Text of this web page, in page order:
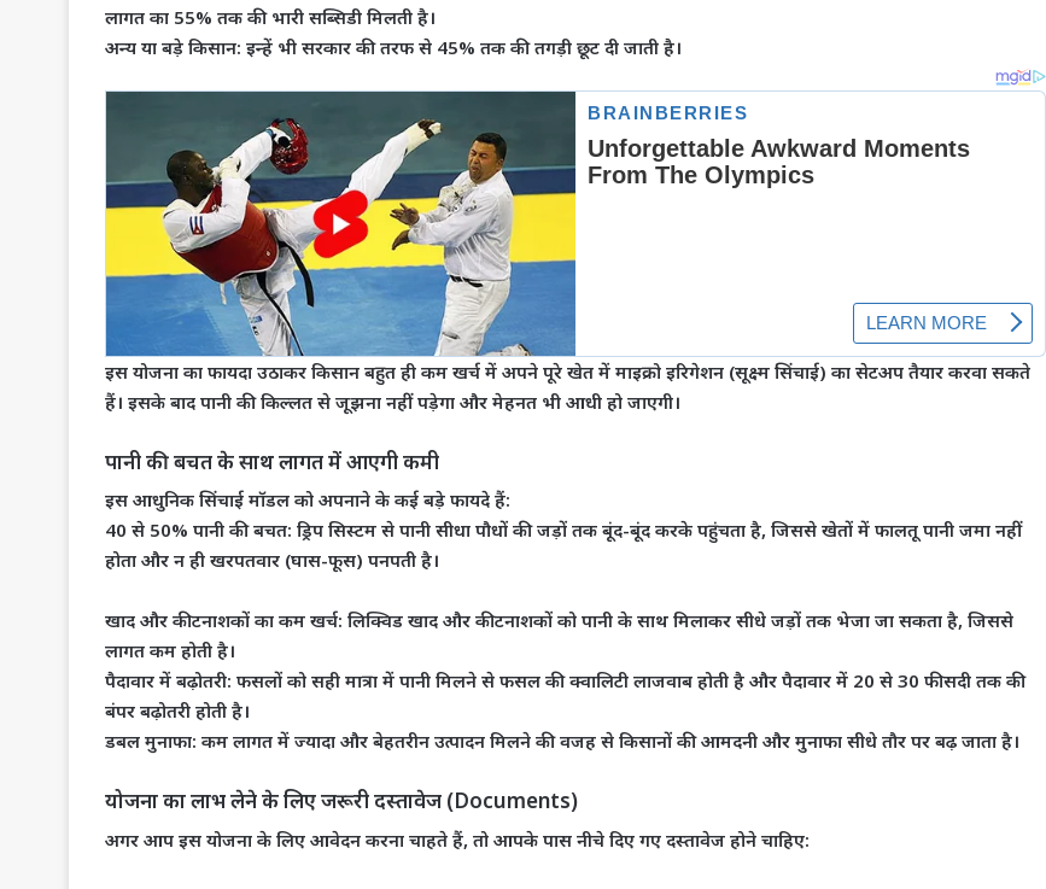
लागत का 55% तक की भारी सब्सिडी मिलती है।
अन्य या बड़े किसान: इन्हें भी सरकार की तरफ से 45% तक की तगड़ी छूट दी जाती है।
​इस योजना का फायदा उठाकर किसान बहुत ही कम खर्च में अपने पूरे खेत में माइक्रो इरिगेशन (सूक्ष्म सिंचाई) का सेटअप तैयार करवा सकते
हैं। इसके बाद पानी की किल्लत से जूझना नहीं पड़ेगा और मेहनत भी आधी हो जाएगी।
​पानी की बचत के साथ लागत में आएगी कमी
​इस आधुनिक सिंचाई मॉडल को अपनाने के कई बड़े फायदे हैं:
​40 से 50% पानी की बचत: ड्रिप सिस्टम से पानी सीधा पौधों की जड़ों तक बूंद-बूंद करके पहुंचता है, जिससे खेतों में फालतू पानी जमा नहीं
होता और न ही खरपतवार (घास-फूस) पनपती है।
खाद और कीटनाशकों का कम खर्च: लिक्विड खाद और कीटनाशकों को पानी के साथ मिलाकर सीधे जड़ों तक भेजा जा सकता है, जिससे
लागत कम होती है।
पैदावार में बढ़ोतरी: फसलों को सही मात्रा में पानी मिलने से फसल की क्वालिटी लाजवाब होती है और पैदावार में 20 से 30 फीसदी तक की
बंपर बढ़ोतरी होती है।
डबल मुनाफा: कम लागत में ज्यादा और बेहतरीन उत्पादन मिलने की वजह से किसानों की आमदनी और मुनाफा सीधे तौर पर बढ़ जाता है।
​योजना का लाभ लेने के लिए जरूरी दस्तावेज (Documents)
​अगर आप इस योजना के लिए आवेदन करना चाहते हैं, तो आपके पास नीचे दिए गए दस्तावेज होने चाहिए: